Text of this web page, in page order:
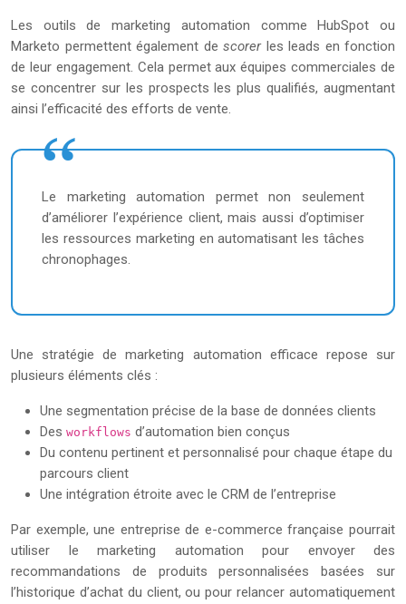
Les outils de marketing automation comme HubSpot ou
Marketo permettent également de scorerles leads en fonction
de leur engagement. Cela permet aux équipes commerciales de
se concentrer sur les prospects les plus qualifiés, augmentant
ainsi l’efficacité des efforts de vente.
Le marketing automation permet non seulement
d’améliorer l’expérience client, mais aussi d’optimiser
les ressources marketing en automatisant les tâches
chronophages.
Une stratégie de marketing automation efficace repose sur
plusieurs éléments clés :
Une segmentation précise de la base de données clients
Des workflows d’automation bien conçus
Du contenu pertinent et personnalisé pour chaque étape du
parcours client
Une intégration étroite avec le CRM de l’entreprise
Par exemple, une entreprise de e-commerce française pourrait
utiliser le marketing automation pour envoyer des
recommandations de produits personnalisées basées sur
l’historique d’achat du client, ou pour relancer automatiquement